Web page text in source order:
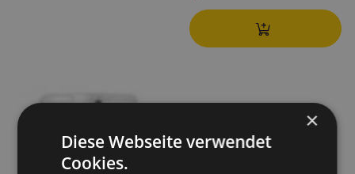
×
Diese Webseite verwendet
Cookies.